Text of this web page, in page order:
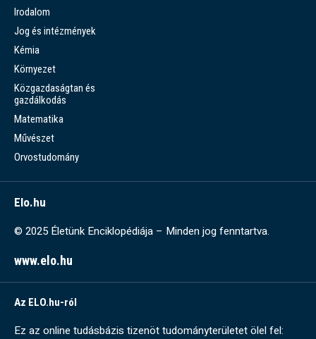
Irodalom
Jog és intézmények
Kémia
Környezet
Közgazdaságtan és
gazdálkodás
Matematika
Művészet
Orvostudomány
Elo.hu
© 2025 Életünk Enciklopédiája – Minden jog fenntartva.
www.elo.hu
Az ELO.hu-ról
Ez az online tudásbázis tizenöt tudományterületet ölel fel: